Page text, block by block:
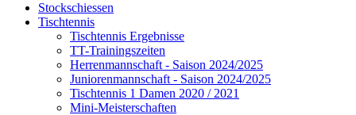
Stockschiessen
Tischtennis
Tischtennis Ergebnisse
TT-Trainingszeiten
Herrenmannschaft - Saison 2024/2025
Juniorenmannschaft - Saison 2024/2025
Tischtennis 1 Damen 2020 / 2021
Mini-Meisterschaften